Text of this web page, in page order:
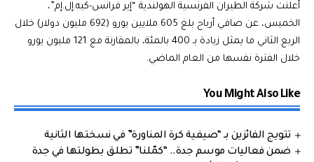
أعلنت شركة الطيران الفرنسية الهولندية “إير فرانس-كيه.إل.إم”،
الخميس، عن صافي أرباح بلغ 605 ملايين يورو (692 مليون دولار) خلال
الربع الثاني ما يمثل زيادة بـ 400 بالمئة، بالمقارنة مع 121 مليون يورو
خلال الفترة نفسها من العام الماضي.
You Might Also Like
تتويج الفائزين بـ “صيفية كرة المناورة” في نسختها الثانية
ضمن فعاليات موسم جدة.. “كمّلنا” تطلق بطولتها في جدة